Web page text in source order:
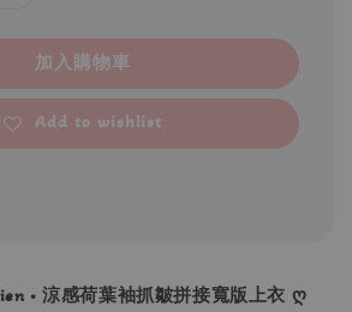
加入購物車
Add to wishlist
• 涼感荷葉袖抓皺拼接寬版上衣 ღ